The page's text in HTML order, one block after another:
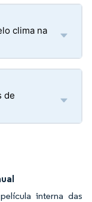
clima na
de
interna das